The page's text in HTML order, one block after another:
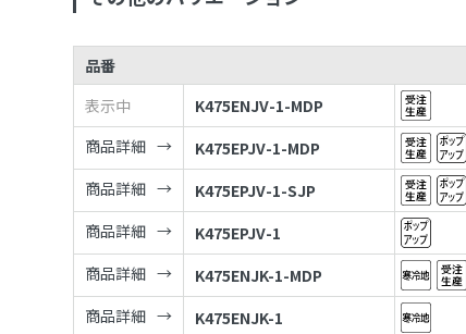
品番
表示中
K475ENJV-1-MDP
商品詳細
K475EPJV-1-MDP
商品詳細
K475EPJV-1-SJP
商品詳細
K475EPJV-1
商品詳細
K475ENJK-1-MDP
商品詳細
K475ENJK-1